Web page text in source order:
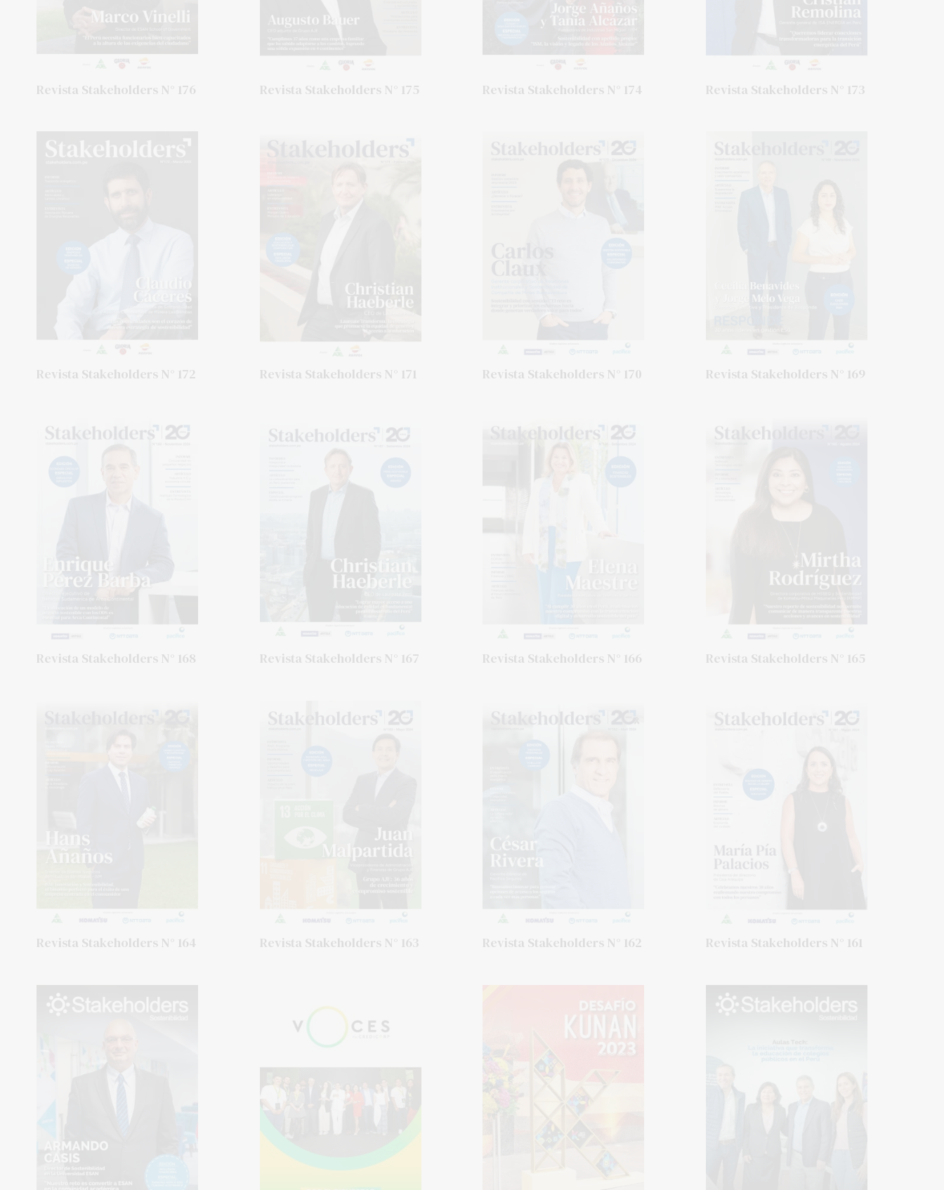
Revista Stakeholders N° 176 Revista Stakeholders N° 175 Revista Stakeholders N° 174 Revista Stakeholders N° 173
Revista Stakeholders N° 172 Revista Stakeholders N° 171 Revista Stakeholders N° 170 Revista Stakeholders N° 169
Revista Stakeholders N° 168 Revista Stakeholders N° 167 Revista Stakeholders N° 166 Revista Stakeholders N° 165
Revista Stakeholders N° 164 Revista Stakeholders N° 163 Revista Stakeholders N° 162 Revista Stakeholders N° 161